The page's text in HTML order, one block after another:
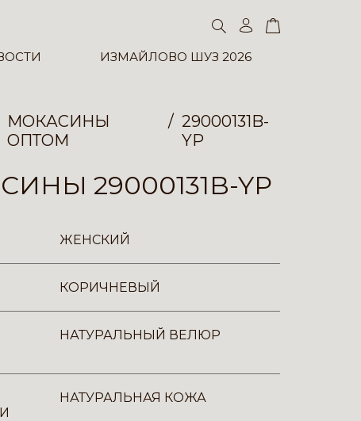
ИЗМАЙЛОВО ШУЗ 2026
МОКАСИНЫ
ОПТОМ
29000131B-
YP
29000131B-YP
ЖЕНСКИЙ
КОРИЧНЕВЫЙ
НАТУРАЛЬНЫЙ ВЕЛЮР
НАТУРАЛЬНАЯ КОЖА